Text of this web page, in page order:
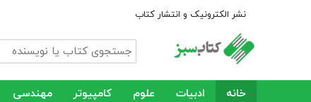
نشر الکترونیک و انتشار کتاب
خانه ادبیات علوم کامپیوتر مهندسی